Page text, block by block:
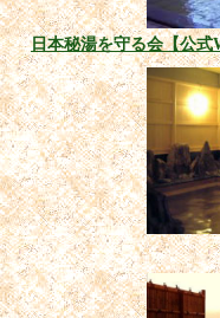
日本秘湯を守る会【公